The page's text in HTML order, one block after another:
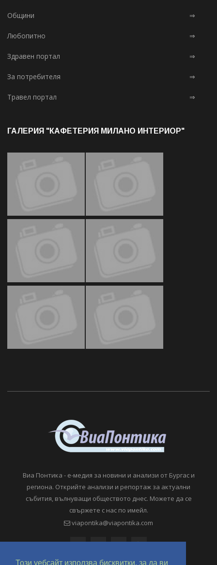
Този уебсайт използва бисквитки, за да ви
Общини ⇒
Любопитно ⇒
Здравен портал ⇒
За потребителя ⇒
Травел портал ⇒
ГАЛЕРИЯ "КАФЕТЕРИЯ МИЛАНО ИНТЕРИОР"
Виа Понтика - е-медия за новини и анализи от Бургас и
региона. Открийте анализи и репортаж за актуални
събития, вълнуващи обществото днес. Можете да се
свържете с нас по имейл.
viapontika@viapontika.com